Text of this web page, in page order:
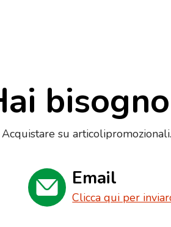
Acquistare su
Email
Clicca qui per